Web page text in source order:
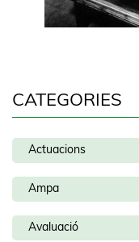
CATEGORIES
Actuacions
Ampa
Avaluació